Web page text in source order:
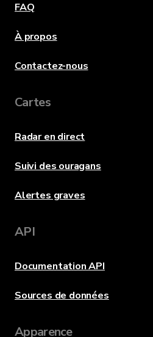
FAQ
À propos
Contactez-nous
Cartes
Radar en direct
Suivi des ouragans
Alertes graves
API
Documentation API
Sources de données
Apparence